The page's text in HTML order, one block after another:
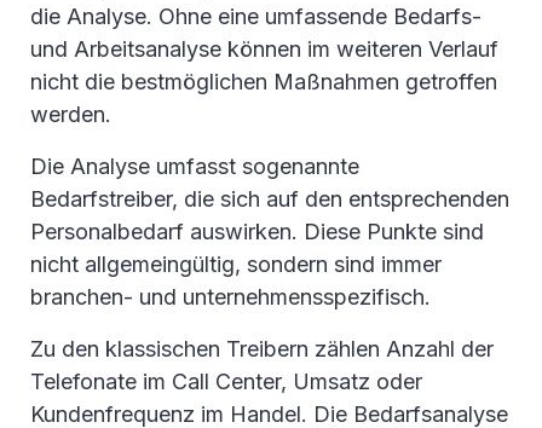
die Analyse. Ohne eine umfassende Bedarfs-
und Arbeitsanalyse können im weiteren Verlauf
nicht die bestmöglichen Maßnahmen getroffen
werden.
Die Analyse umfasst sogenannte
Bedarfstreiber, die sich auf den entsprechenden
Personalbedarf auswirken. Diese Punkte sind
nicht allgemeingültig, sondern sind immer
branchen- und unternehmensspezifisch.
Zu den klassischen Treibern zählen Anzahl der
Telefonate im Call Center, Umsatz oder
Kundenfrequenz im Handel. Die Bedarfsanalyse